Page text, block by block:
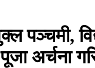
पञ्चमी,
अर्चना